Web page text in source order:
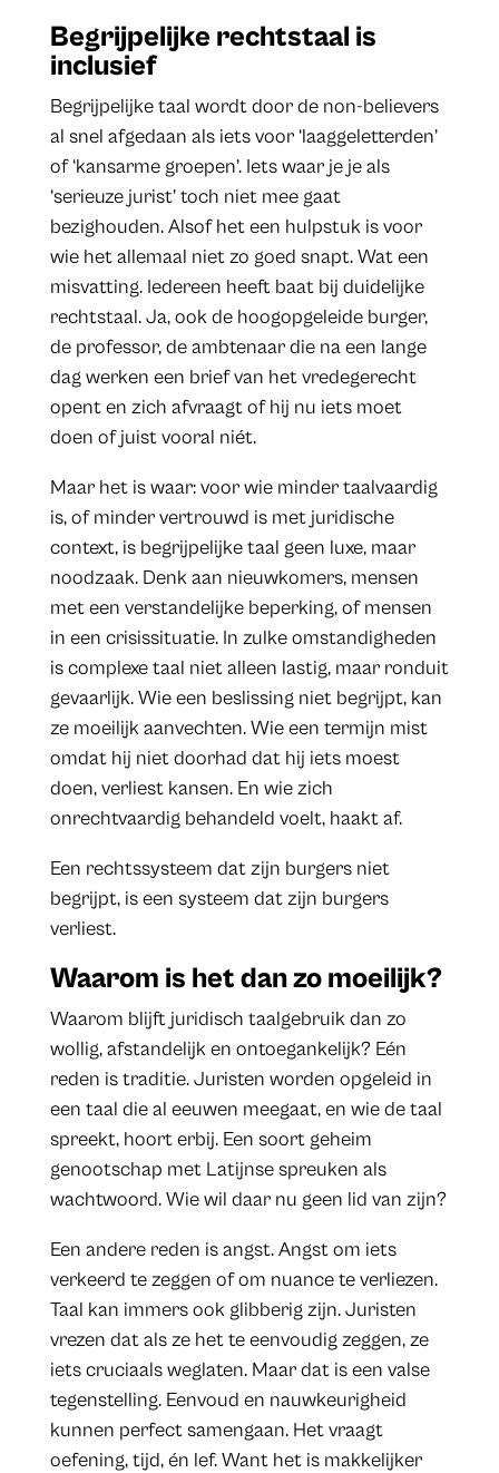
Begrijpelijke rechtstaal is
inclusief
Begrijpelijke taal wordt door de non-believers
al snel afgedaan als iets voor ‘laaggeletterden’
of ‘kansarme groepen’. Iets waar je je als
‘serieuze jurist’ toch niet mee gaat
bezighouden. Alsof het een hulpstuk is voor
wie het allemaal niet zo goed snapt. Wat een
misvatting. Iedereen heeft baat bij duidelijke
rechtstaal. Ja, ook de hoogopgeleide burger,
de professor, de ambtenaar die na een lange
dag werken een brief van het vredegerecht
opent en zich afvraagt of hij nu iets moet
doen of juist vooral niét.
Maar het is waar: voor wie minder taalvaardig
is, of minder vertrouwd is met juridische
context, is begrijpelijke taal geen luxe, maar
noodzaak. Denk aan nieuwkomers, mensen
met een verstandelijke beperking, of mensen
in een crisissituatie. In zulke omstandigheden
is complexe taal niet alleen lastig, maar ronduit
gevaarlijk. Wie een beslissing niet begrijpt, kan
ze moeilijk aanvechten. Wie een termijn mist
omdat hij niet doorhad dat hij iets moest
doen, verliest kansen. En wie zich
onrechtvaardig behandeld voelt, haakt af.
Een rechtssysteem dat zijn burgers niet
begrijpt, is een systeem dat zijn burgers
verliest.
Waarom is het dan zo moeilijk?
Waarom blijft juridisch taalgebruik dan zo
wollig, afstandelijk en ontoegankelijk? Eén
reden is traditie. Juristen worden opgeleid in
een taal die al eeuwen meegaat, en wie de taal
spreekt, hoort erbij. Een soort geheim
genootschap met Latijnse spreuken als
wachtwoord. Wie wil daar nu geen lid van zijn?
Een andere reden is angst. Angst om iets
verkeerd te zeggen of om nuance te verliezen.
Taal kan immers ook glibberig zijn. Juristen
vrezen dat als ze het te eenvoudig zeggen, ze
iets cruciaals weglaten. Maar dat is een valse
tegenstelling. Eenvoud en nauwkeurigheid
kunnen perfect samengaan. Het vraagt
oefening, tijd, én lef. Want het is makkelijker